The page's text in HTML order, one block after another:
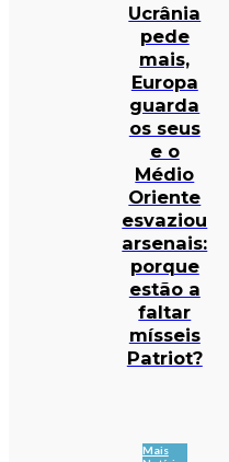
Ucrânia
pede
mais,
Europa
guarda
os seus
e o
Médio
Oriente
esvaziou
arsenais:
porque
estão a
faltar
mísseis
Patriot?
Mais